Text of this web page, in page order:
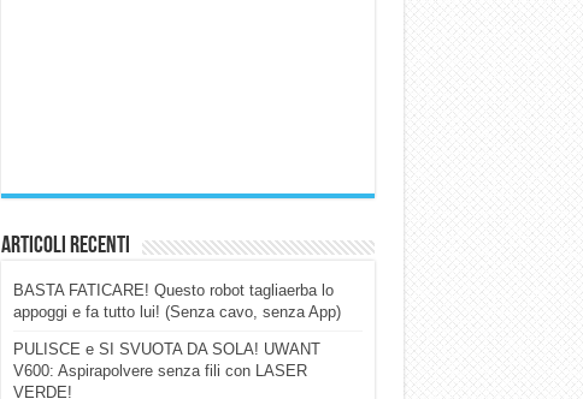
Articoli Recenti
BASTA FATICARE! Questo robot tagliaerba lo
appoggi e fa tutto lui! (Senza cavo, senza App)
PULISCE e SI SVUOTA DA SOLA! UWANT
V600: Aspirapolvere senza fili con LASER
VERDE!